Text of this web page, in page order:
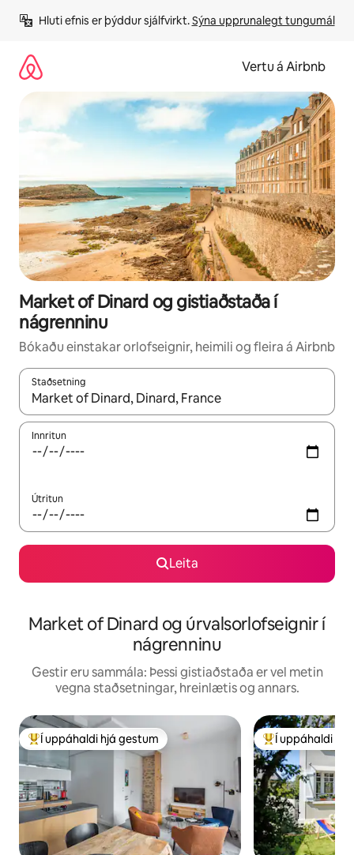
beint
Hluti efnis er þýddur sjálfvirkt. Sýna upprunalegt tungumál
Vertu á Airbnb
Market of Dinard og gistiaðstaða í
nágrenninu
Bókaðu einstakar orlofseignir, heimili og fleira á Airbnb
Staðsetning
Þegar niðurstöður liggja fyrir skaltu nota upp og niður
Innritun
Útritun
Leita
Market of Dinard og úrvalsorlofseignir í
nágrenninu
Gestir eru sammála: Þessi gistiaðstaða er vel metin
vegna staðsetningar, hreinlætis og annars.
Í mestu uppáhaldi hjá gestum
Í uppáhaldi hjá gestum Í mestu
Í uppáhaldi